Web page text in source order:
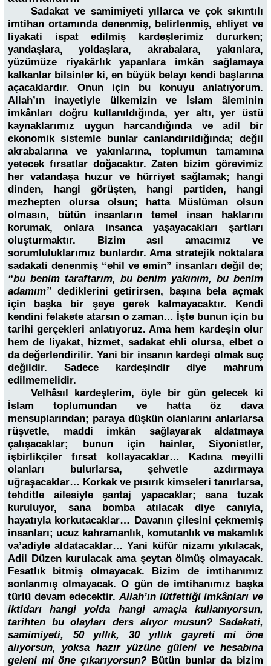
Sadakat ve samimiyeti yıllarca ve çok sıkıntılı
imtihan ortamında denenmiş, belirlenmiş, ehliyet ve
liyakati ispat edilmiş kardeşlerimiz dururken;
yandaşlara, yoldaşlara, akrabalara, yakınlara,
yüzümüze riyakârlık yapanlara imkân sağlamaya
kalkanlar bilsinler ki, en büyük belayı kendi başlarına
açacaklardır. Onun için bu konuyu anlatıyorum.
Allah’ın inayetiyle ülkemizin ve İslam âleminin
imkânları doğru kullanıldığında, yer altı, yer üstü
kaynaklarımız uygun harcandığında ve adil bir
ekonomik sistemle bunlar canlandırıldığında; değil
akrabalarına ve yakınlarına, toplumun tamamına
yetecek fırsatlar doğacaktır. Zaten bizim görevimiz
her vatandaşa huzur ve hürriyet sağlamak; hangi
dinden, hangi görüşten, hangi partiden, hangi
mezhepten olursa olsun; hatta Müslüman olsun
olmasın, bütün insanların temel insan haklarını
korumak, onlara insanca yaşayacakları şartları
oluşturmaktır. Bizim asıl amacımız ve
sorumluluklarımız bunlardır. Ama stratejik noktalara
sadakati denenmiş “ehil ve emin” insanları değil de;
“bu benim taraftarım, bu benim yakınım, bu benim
adamım” dediklerini getirirsen, başına bela açmak
için başka bir şeye gerek kalmayacaktır. Kendi
kendini felakete atarsın o zaman… İşte bunun için bu
tarihi gerçekleri anlatıyoruz. Ama hem kardeşin olur
hem de liyakat, hizmet, sadakat ehli olursa, elbet o
da değerlendirilir. Yani bir insanın kardeşi olmak suç
değildir. Sadece kardeşindir diye mahrum
edilmemelidir.
Velhâsıl kardeşlerim, öyle bir gün gelecek ki
İslam toplumundan ve hatta öz dava
mensuplarından; paraya düşkün olanlarını anlarlarsa
rüşvetle, maddi imkân sağlayarak aldatmaya
çalışacaklar; bunun için hainler, Siyonistler,
işbirlikçiler fırsat kollayacaklar… Kadına meyilli
olanları bulurlarsa, şehvetle azdırmaya
uğraşacaklar… Korkak ve pısırık kimseleri tanırlarsa,
tehditle ailesiyle şantaj yapacaklar; sana tuzak
kuruluyor, sana bomba atılacak diye canıyla,
hayatıyla korkutacaklar… Davanın çilesini çekmemiş
insanları; ucuz kahramanlık, komutanlık ve makamlık
va’adiyle aldatacaklar… Yani küfür nizamı yıkılacak,
Adil Düzen kurulacak ama şeytan ölmüş olmayacak.
Fesatlık bitmiş olmayacak. Bizim de imtihanımız
sonlanmış olmayacak. O gün de imtihanımız başka
türlü devam edecektir.Allah’ın lütfettiği imkânları ve
iktidarı hangi yolda hangi amaçla kullanıyorsun,
tarihten bu olayları ders alıyor musun? Sadakati,
samimiyeti, 50 yıllık, 30 yıllık gayreti mi öne
alıyorsun, yoksa hazır yüzüne güleni ve hesabına
geleni mi öne çıkarıyorsun? Bütün bunlar da bizim